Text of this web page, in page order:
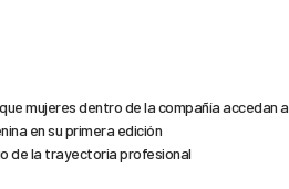
mujeres dentro de la compañía accedan a
en su primera edición
de la trayectoria profesional